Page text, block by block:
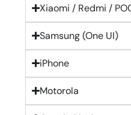
Xiaomi / Redmi /
Samsung (One UI)
iPhone
Motorola